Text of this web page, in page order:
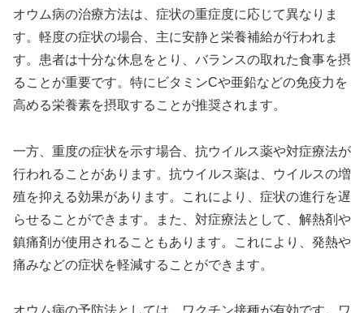
オウム病の治療方法は、症状の重症度に応じて異なりま
す。軽度の症状の場合、主に安静と栄養補給が行われま
す。患者は十分な休息をとり、バランスの取れた食事を摂
ることが重要です。特にビタミンCや亜鉛などの免疫力を
高める栄養素を摂取することが推奨されます。
一方、重度の症状を示す場合、抗ウイルス薬や対症療法が
行われることがあります。抗ウイルス薬は、ウイルスの増
殖を抑える効果があります。これにより、症状の進行を遅
らせることができます。また、対症療法として、解熱剤や
鎮痛剤が使用されることもあります。これにより、発熱や
痛みなどの症状を軽減することができます。